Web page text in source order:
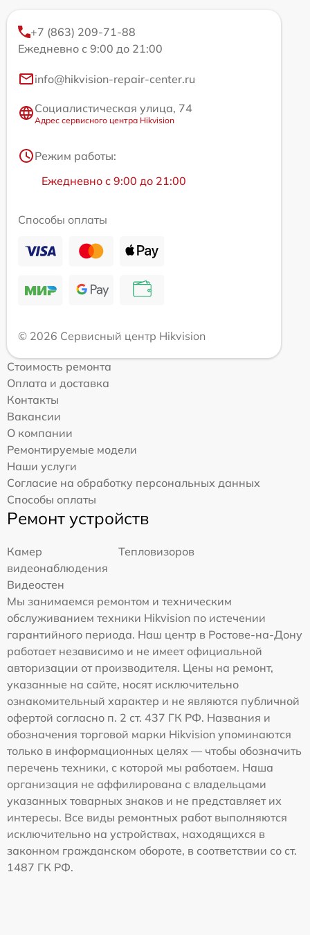
+7 (863) 209-71-88
Ежедневно с 9:00 до 21:00
info@hikvision-repair-center.ru
Социалистическая улица, 74
Адрес сервисного центра Hikvision
Режим работы:
Ежедневно с 9:00 до 21:00
Способы оплаты
© 2026 Сервисный центр Hikvision
Стоимость ремонта
Оплата и доставка
Контакты
Вакансии
О компании
Ремонтируемые модели
Наши услуги
Согласие на обработку персональных данных
Способы оплаты
Ремонт устройств
Камер
видеонаблюдения
Тепловизоров
Видеостен
Мы занимаемся ремонтом и техническим
обслуживанием техники Hikvision по истечении
гарантийного периода. Наш центр в Ростове-на-Дону
работает независимо и не имеет официальной
авторизации от производителя. Цены на ремонт,
указанные на сайте, носят исключительно
ознакомительный характер и не являются публичной
офертой согласно п. 2 ст. 437 ГК РФ. Названия и
обозначения торговой марки Hikvision упоминаются
только в информационных целях — чтобы обозначить
перечень техники, с которой мы работаем. Наша
организация не аффилирована с владельцами
указанных товарных знаков и не представляет их
интересы. Все виды ремонтных работ выполняются
исключительно на устройствах, находящихся в
законном гражданском обороте, в соответствии со ст.
1487 ГК РФ.